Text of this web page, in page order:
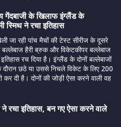
गेंदबाजी के खिलाफ इंग्लैंड के
स्मिथ ने रचा इतिहास
जा रही पांच मैचों की टेस्ट सीरीज के दूसरे
हैरी ब्रुक और विकेटकीपर बल्लेबाज
रच दिया है। इंग्लैंड के दोनों बल्लेबाजों
छठे या उससे निचले विकेट के लिए 200
कर दी है। दोनों की जोड़ी ऐसा करने वाली वह
रचा इतिहास, बन गए ऐसा करने वाले